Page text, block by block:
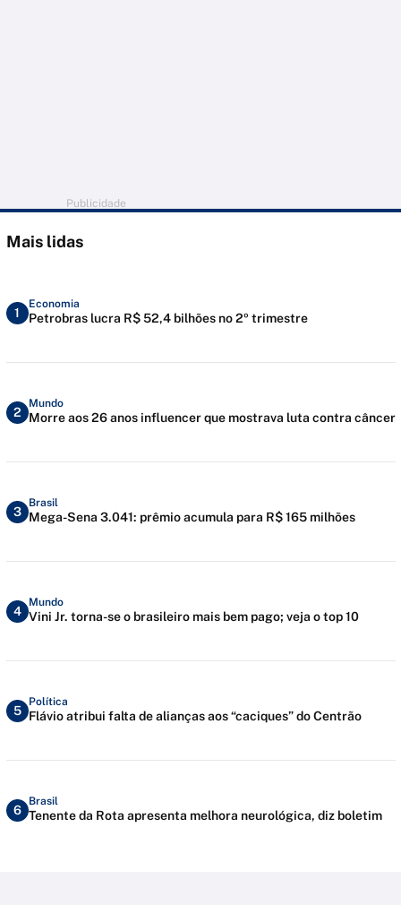
Publicidade
Mais lidas
1
Economia
Petrobras lucra R$ 52,4 bilhões no 2º trimestre
2
Mundo
Morre aos 26 anos influencer que mostrava luta contra câncer
3
Brasil
Mega-Sena 3.041: prêmio acumula para R$ 165 milhões
4
Mundo
Vini Jr. torna-se o brasileiro mais bem pago; veja o top 10
5
Política
Flávio atribui falta de alianças aos “caciques” do Centrão
6
Brasil
Tenente da Rota apresenta melhora neurológica, diz boletim